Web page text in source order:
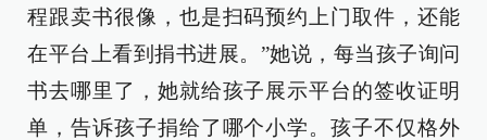
程跟卖书很像，也是扫码预约上门取件，还能
在平台上看到捐书进展。”她说，每当孩子询问
书去哪里了，她就给孩子展示平台的签收证明
单，告诉孩子捐给了哪个小学。孩子不仅格外